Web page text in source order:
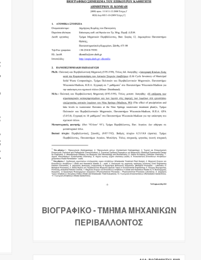
ΒΙΟΓΡΑΦΙΚΌ - ΤΜΉΜΑ ΜΗΧΑΝΙΚΏΝ
ΠΕΡΙΒΆΛΛΟΝΤΟΣ